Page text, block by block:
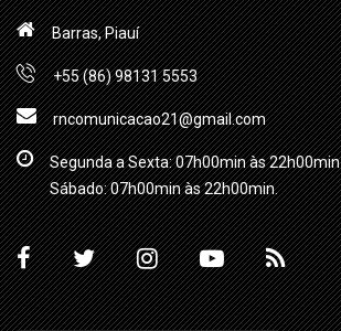
Barras, Piauí
+55 (86) 98131 5553
rncomunicacao21@gmail.com
Segunda a Sexta: 07h00min às 22h00min
Sábado: 07h00min às 22h00min.